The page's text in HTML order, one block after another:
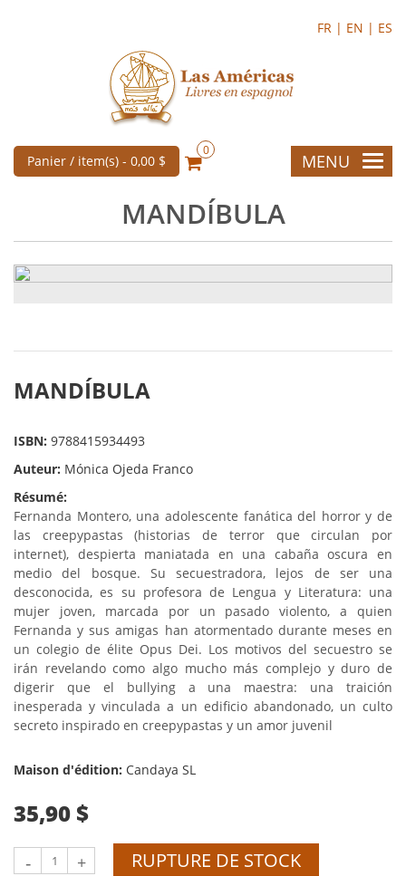
FR | EN | ES
Panier / item(s) - 0,00 $
0
MENU
MANDÍBULA
MANDÍBULA
ISBN: 9788415934493
Auteur: Mónica Ojeda Franco
Résumé:
Fernanda Montero, una adolescente fanática del horror y de
las creepypastas (historias de terror que circulan por
internet), despierta maniatada en una cabaña oscura en
medio del bosque. Su secuestradora, lejos de ser una
desconocida, es su profesora de Lengua y Literatura: una
mujer joven, marcada por un pasado violento, a quien
Fernanda y sus amigas han atormentado durante meses en
un colegio de élite Opus Dei. Los motivos del secuestro se
irán revelando como algo mucho más complejo y duro de
digerir que el bullying a una maestra: una traición
inesperada y vinculada a un edificio abandonado, un culto
secreto inspirado en creepypastas y un amor juvenil
Maison d'édition: Candaya SL
35,90 $
- + RUPTURE DE STOCK